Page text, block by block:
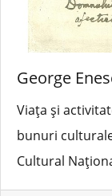
George
Viața și
bunuri
Cultural